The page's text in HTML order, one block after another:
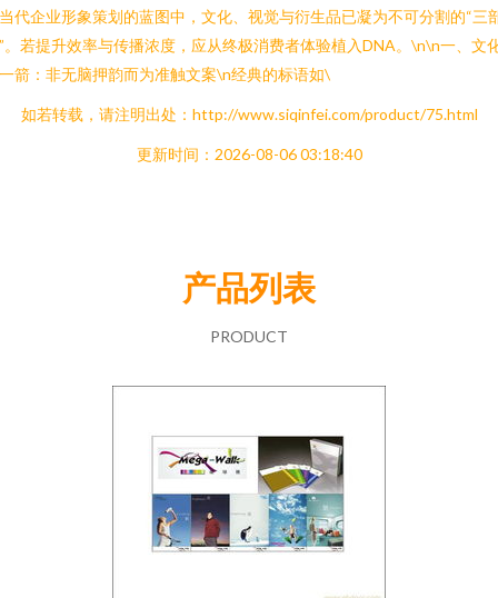
代企业形象策划的蓝图中，文化、视觉与衍生品已凝为不可分割的“三
。若提升效率与传播浓度，应从终极消费者体验植入DNA。\n\n一、文
箭：非无脑押韵而为准触文案\n经典的标语如\
如若转载，请注明出处：http://www.siqinfei.com/product/75.html
更新时间：2026-08-06 03:18:40
产品列表
PRODUCT